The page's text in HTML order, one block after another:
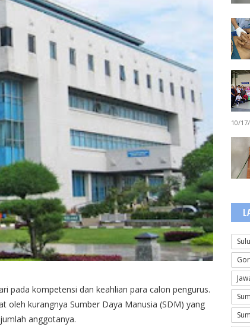
pada kompetensi dan keahlian para calon pengurus.
oleh kurangnya Sumber Daya Manusia (SDM) yang
anggotanya.
10/